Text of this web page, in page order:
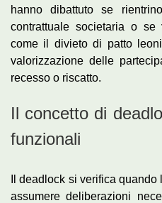
hanno dibattuto se
contrattuale societaria o se
come il divieto di patto
valorizzazione delle
recesso o riscatto.
Il concetto di
funzionali
Il deadlock si verifica
assumere deliberazioni